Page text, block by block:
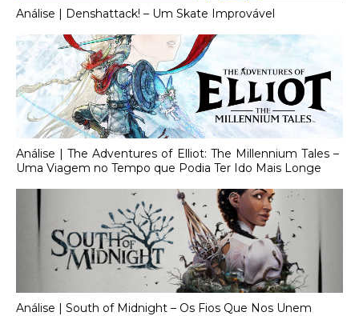
Análise | Denshattack! – Um Skate Improvável
Análise | The Adventures of Elliot: The Millennium Tales –
Uma Viagem no Tempo que Podia Ter Ido Mais Longe
Análise | South of Midnight – Os Fios Que Nos Unem